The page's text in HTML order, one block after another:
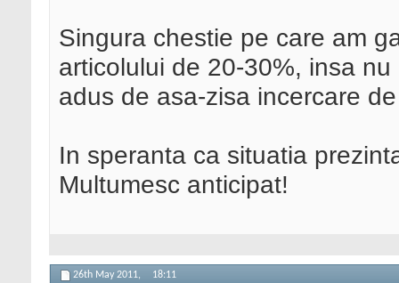
Singura chestie pe care am
articolului de 20-30%, insa
adus de asa-zisa incercare
In speranta ca situatia
Multumesc anticipat!
26th May 2011, 18:11